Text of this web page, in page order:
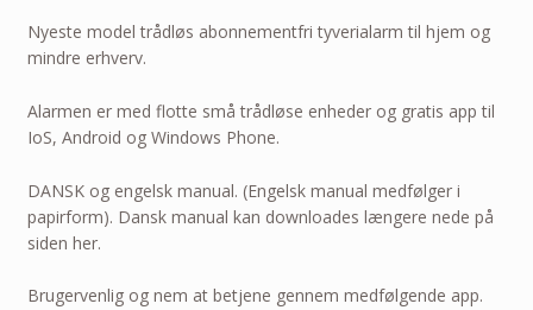
Nyeste model trådløs abonnementfri tyverialarm til hjem og
mindre erhverv.
Alarmen er med flotte små trådløse enheder og gratis app til
IoS, Android og Windows Phone.
DANSK og engelsk manual. (Engelsk manual medfølger i
papirform). Dansk manual kan downloades længere nede på
siden her.
Brugervenlig og nem at betjene gennem medfølgende app.